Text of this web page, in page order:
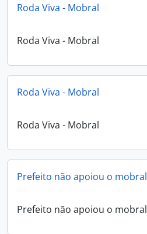
Roda Viva - Mobral
Roda Viva - Mobral
Roda Viva - Mobral
Roda Viva - Mobral
Prefeito não apoiou o mobral
Prefeito não apoiou o mobral